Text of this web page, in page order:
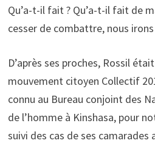
Qu’a-t-il fait ? Qu’a-t-il fait de
cesser de combattre, nous
D’après ses proches, Rossil
mouvement citoyen Collectif
connu au Bureau conjoint des
de l’homme à Kinshasa, pour
suivi des cas de ses